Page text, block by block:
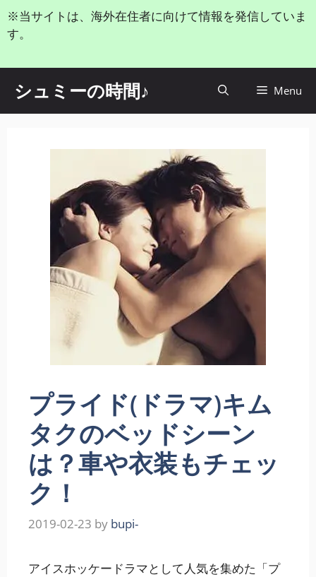
コ
ン
テ
ス
※当サイトは、海外在住者に向けて情報を発信していま
す。
シュミーの時間♪ Menu
プライド(ドラマ)キム
タクのベッドシーン
は？車や衣装もチェッ
ク！
2019-02-23 by bupi-
アイスホッケードラマとして人気を集めた「プ